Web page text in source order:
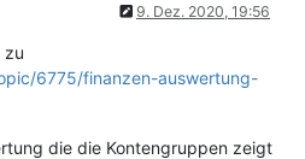
9. Dez. 2020, 19:56
zu
6775/finanzen-auswertung-
die die Kontengruppen zeigt